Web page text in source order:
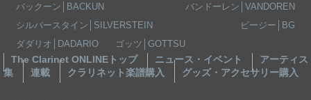
バックーン│BACKUN
バンドーレン│VANDOREN
シルバースタイン│SILVERSTEIN
ビージー│BG
ダダリオ│DADARIO
ゴッツ│GOTTSU
The Clarinet ONLINEトップ ニュース・イベント
アーティ
集
連載 クラリネット楽譜購入 グッズ・アクセサリー購入